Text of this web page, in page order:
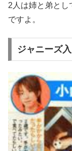
2人は姉と弟とし
ですよ。
ジャニーズ